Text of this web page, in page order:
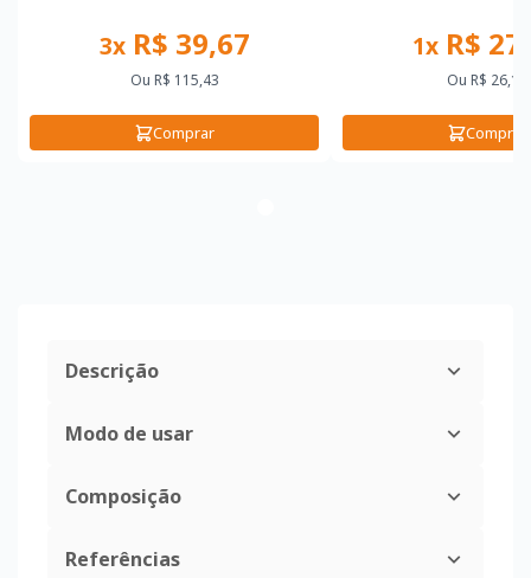
3xR$ 39,67
Ou R$ 115,43
Comprar
1xR$
Ou R$ 26,19
Comprar
Descrição
Modo de usar
Composição
Referências